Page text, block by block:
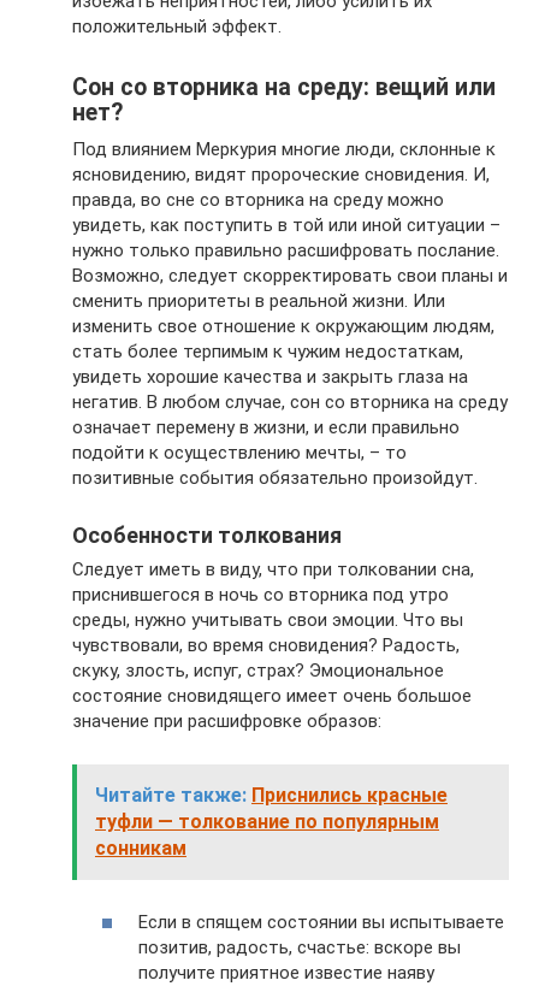
положительный эффект.
Сон со вторника на среду: вещий или
нет?
Под влиянием Меркурия многие люди, склонные к
ясновидению, видят пророческие сновидения. И,
правда, во сне со вторника на среду можно
увидеть, как поступить в той или иной ситуации –
нужно только правильно расшифровать послание.
Возможно, следует скорректировать свои планы и
сменить приоритеты в реальной жизни. Или
изменить свое отношение к окружающим людям,
стать более терпимым к чужим недостаткам,
увидеть хорошие качества и закрыть глаза на
негатив. В любом случае, сон со вторника на среду
означает перемену в жизни, и если правильно
подойти к осуществлению мечты, – то
позитивные события обязательно произойдут.
Особенности толкования
Следует иметь в виду, что при толковании сна,
приснившегося в ночь со вторника под утро
среды, нужно учитывать свои эмоции. Что вы
чувствовали, во время сновидения? Радость,
скуку, злость, испуг, страх? Эмоциональное
состояние сновидящего имеет очень большое
значение при расшифровке образов:
Читайте также: Приснились красные
туфли — толкование по популярным
сонникам
Если в спящем состоянии вы испытываете
позитив, радость, счастье: вскоре вы
получите приятное известие наяву